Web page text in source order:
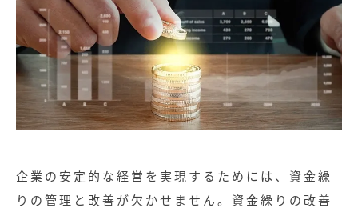
企業の安定的な経営を実現するためには、資金繰
りの管理と改善が欠かせません。資金繰りの改善